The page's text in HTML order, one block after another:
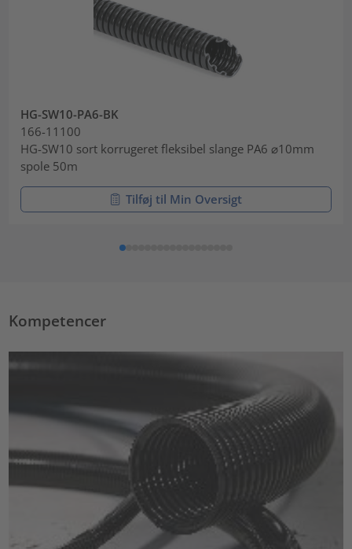
HG-SW10-PA6-BK
166-11100
HG-SW10 sort korrugeret fleksibel slange PA6 ⌀10mm
spole 50m
Tilføj til Min Oversigt
Kompetencer